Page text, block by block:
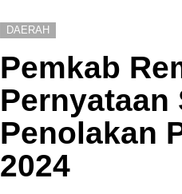
DAERAH
Pemkab
Pernyataan
Penolakan
2024